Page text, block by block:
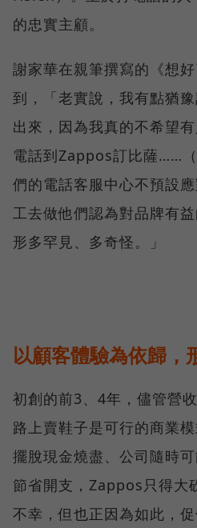
的忠實主顧。
謝家華在親筆撰寫的《想
到，「老實說，我有點猶
出來，因為我真的不希望
電話到Zappos訂比薩……
們的電話客服中心不預設
工去做他們認為對品牌有
形多罕見、多奇怪。」
以顧客體驗為依歸，
初創的前3、4年，儘管營
路上賣鞋子是可行的商業
擺脫現金燒盡、公司隨時
節省開支，Zappos只得大
不幸，但也正因為如此，